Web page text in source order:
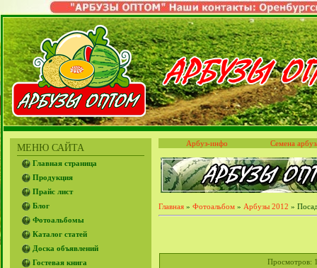
МЕНЮ САЙТА
Главная страница
Продукция
Прайс лист
Блог
Фотоальбомы
Каталог статей
Доска объявлений
Гостевая книга
Арбуз-инфо Семена
Главная » Фотоальбом » Арбузы 2012 »
Просмотров: